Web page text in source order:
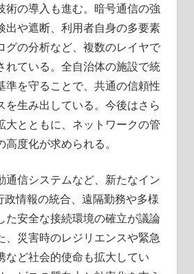
術の導入も進む。暗号通信の強
出や遮断、利用者自身の多要素
グの分析など、複数のレイヤで
れている。全自治体の施設で統
準を守ることで、共通の信頼性
を生み出している。今後はさら
大とともに、ネットワークの管
度化が求められる。
通信システムなど、新たなイン
政情報の統合、遠隔勤務や多様
た安全な接続環境の確立が議論
、災害時のレジリエンスや緊急
など社会的使命も拡大してい